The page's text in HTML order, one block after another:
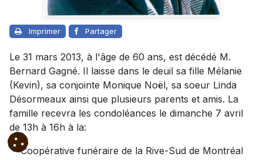
Imprimer Partager
Le 31 mars 2013, à l'âge de 60 ans, est décédé M.
Bernard Gagné. Il laisse dans le deuil sa fille Mélanie
(Kevin), sa conjointe Monique Noël, sa soeur Linda
Désormeaux ainsi que plusieurs parents et amis. La
famille recevra les condoléances le dimanche 7 avril
de 13h à 16h à la:
Coopérative funéraire de la Rive-Sud de Montréal